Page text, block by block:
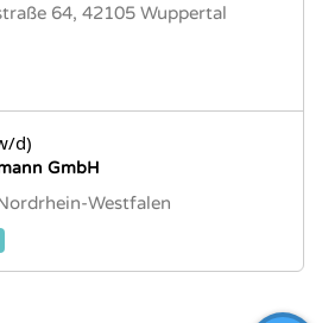
64, 42105 Wuppertal
d)
GmbH
Westfalen